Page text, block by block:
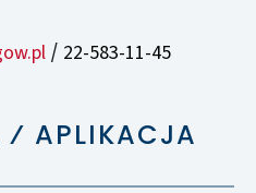
/ 22-583-11-45
APLIKACJA